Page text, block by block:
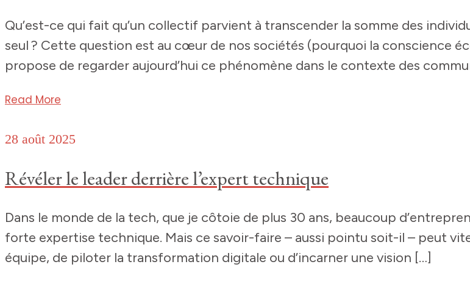
Qu’est-ce qui fait qu’un collectif parvient à transcender la somme des
seul ? Cette question est au cœur de nos sociétés (pourquoi la conscience
propose de regarder aujourd’hui ce phénomène dans le contexte des
Read More
28 août 2025
Révéler le leader derrière l’expert technique
Dans le monde de la tech, que je côtoie de plus 30 ans, beaucoup
forte expertise technique. Mais ce savoir-faire – aussi pointu soit-il – peut
équipe, de piloter la transformation digitale ou d’incarner une vision […]